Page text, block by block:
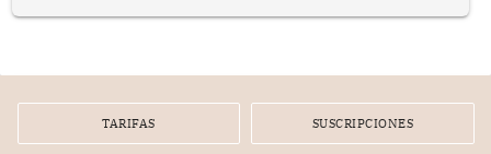
TARIFAS SUSCRIPCIONES